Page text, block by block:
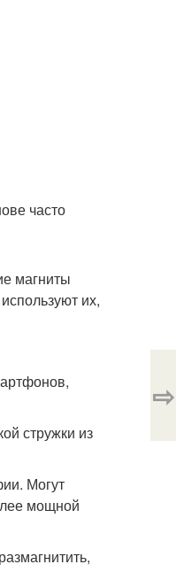
часто
магниты
их,
стружки из
Могут
мощной
⇨